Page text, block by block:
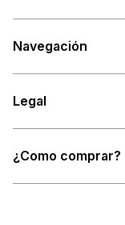
Navegación
Legal
¿Como comprar?